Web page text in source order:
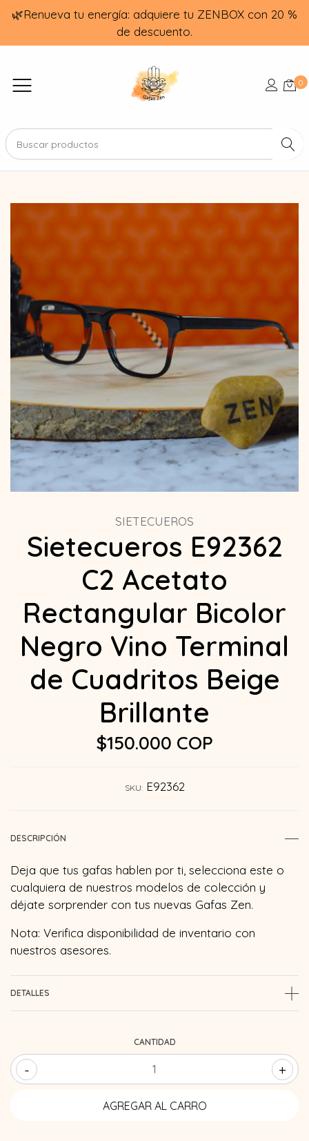
🌿Renueva tu energía: adquiere tu ZENBOX con 20 %
de descuento.
0
SIETECUEROS
Sietecueros E92362
C2 Acetato
Rectangular Bicolor
Negro Vino Terminal
de Cuadritos Beige
Brillante
$150.000 COP
SKU: E92362
DESCRIPCIÓN
Deja que tus gafas hablen por ti, selecciona este o
cualquiera de nuestros modelos de colección y
déjate sorprender con tus nuevas Gafas Zen.
Nota: Verifica disponibilidad de inventario con
nuestros asesores.
DETALLES
CANTIDAD
- +